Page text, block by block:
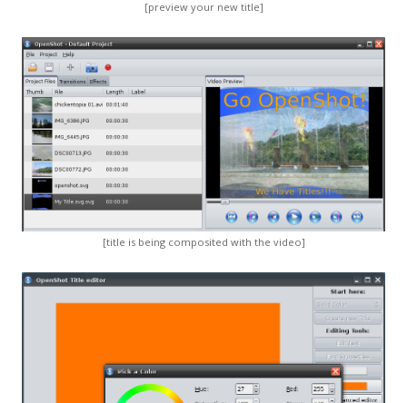
[preview your new title]
[title is being composited with the video]